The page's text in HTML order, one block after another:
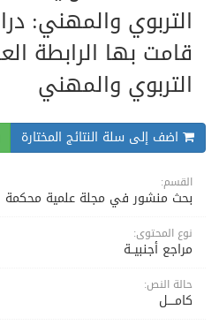
التربوي والمهني:
قامت بها الرابطة
التربوي والمهني
اضف إلى سلة النتائج المختارة
القسم:
بحث منشور في مجلة علمية محكمة
نوع المحتوى:
مراجع أجنبيــة
حالة النص:
كامــــل